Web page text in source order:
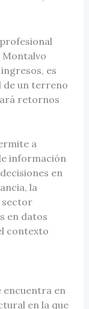
Montalvo
es
de un terreno
retornos
a
información
en
la
sector
en datos
contexto
encuentra en
en la que